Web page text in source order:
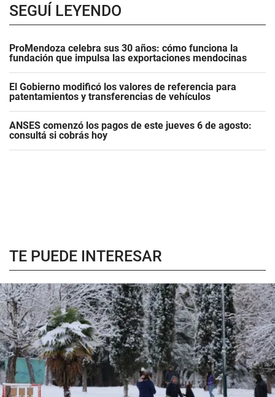
SEGUÍ LEYENDO
ProMendoza celebra sus 30 años: cómo funciona la
fundación que impulsa las exportaciones mendocinas
El Gobierno modificó los valores de referencia para
patentamientos y transferencias de vehículos
ANSES comenzó los pagos de este jueves 6 de agosto:
consultá si cobrás hoy
TE PUEDE INTERESAR